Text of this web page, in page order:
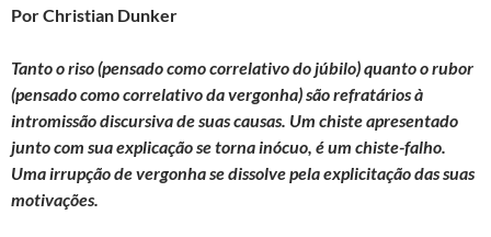
Por Christian Dunker
Tanto o riso (pensado como correlativo do júbilo) quanto o rubor
(pensado como correlativo da vergonha) são refratários à
intromissão discursiva de suas causas. Um chiste apresentado
junto com sua explicação se torna inócuo, é um chiste-falho.
Uma irrupção de vergonha se dissolve pela explicitação das suas
motivações.